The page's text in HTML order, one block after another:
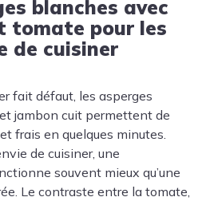
blanches avec
tomate pour les
de cuisiner
fait défaut, les asperges
jambon cuit permettent de
frais en quelques minutes.
de cuisiner, une
souvent mieux qu’une
Le contraste entre la tomate,